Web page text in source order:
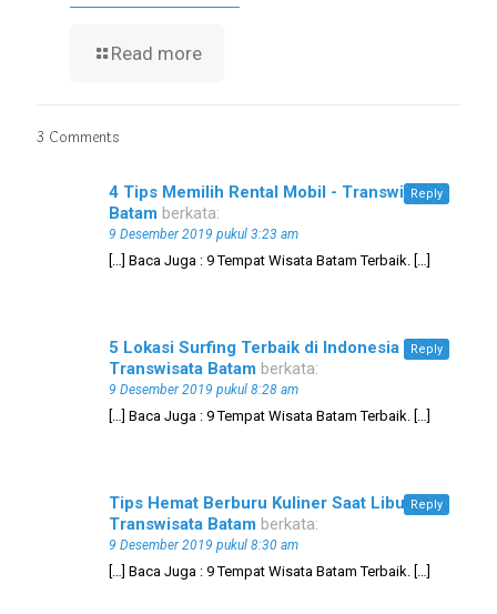
Read more
3 Comments
4 Tips Memilih Rental Mobil - Transwisata
Batam berkata:
9 Desember 2019 pukul 3:23 am
[…] Baca Juga : 9 Tempat Wisata Batam Terbaik. […]
Reply
5 Lokasi Surfing Terbaik di Indonesia -
Transwisata Batam berkata:
9 Desember 2019 pukul 8:28 am
[…] Baca Juga : 9 Tempat Wisata Batam Terbaik. […]
Reply
Tips Hemat Berburu Kuliner Saat Liburan -
Transwisata Batam berkata:
9 Desember 2019 pukul 8:30 am
[…] Baca Juga : 9 Tempat Wisata Batam Terbaik. […]
Reply